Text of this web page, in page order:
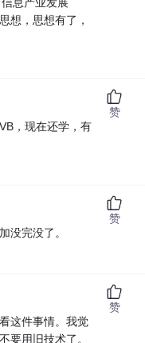
息产业发展
想，思想有了，
，现在还学，有
赞
没完没了。
赞
这件事情。我觉
要用旧技术了。
赞